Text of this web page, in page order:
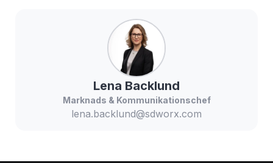
Lena Backlund
Marknads & Kommunikationschef
lena.backlund@sdworx.com